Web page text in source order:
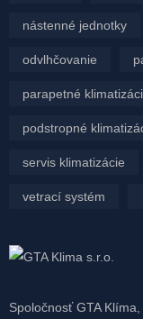
nástenné jednotky
odvlhčovanie
parapetné
podstropné
servis klimatizácie
vetrací systém
Spoločnosť GTA